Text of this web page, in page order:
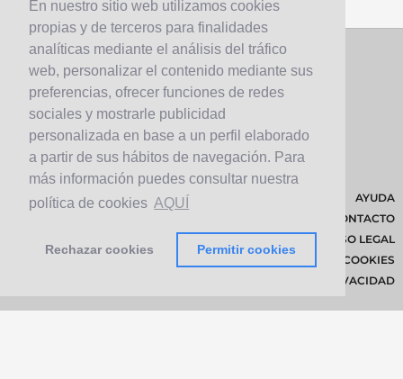
En nuestro sitio web utilizamos cookies
propias y de terceros para finalidades
analíticas mediante el análisis del tráfico
web, personalizar el contenido mediante sus
preferencias, ofrecer funciones de redes
sociales y mostrarle publicidad
personalizada en base a un perfil elaborado
a partir de sus hábitos de navegación. Para
más información puedes consultar nuestra
política de cookies AQUÍ
Rechazar cookies Permitir cookies
AYUDA
CONTACTO
AVISO LEGAL
POLÍTICA DE COOKIES
POLÍTICA DE PRIVACIDAD